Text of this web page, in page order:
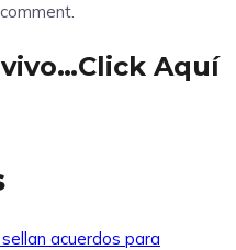
Aquí
acuerdos para